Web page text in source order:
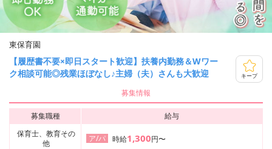
東保育園
【履歴書不要×即日スタート歓迎】扶養内勤務＆Wワー
ク相談可能◎残業ほぼなし♪主婦（夫）さんも大歓迎
キープ
募集情報
募集職種
給与
保育士、教育その
他
ア/パ 時給1,300円〜